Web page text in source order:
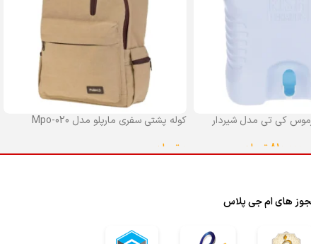
کی تی مدل شیردار
810,000 تومان
کوله پشتی سفری مارپلو مدل Mpo-020
تومان
های ام جی پلاس